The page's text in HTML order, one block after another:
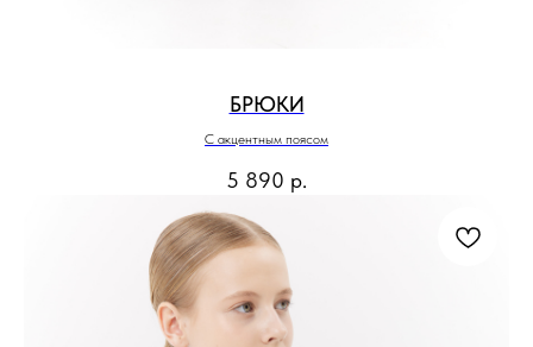
БРЮКИ
С акцентным поясом
5 890 р.